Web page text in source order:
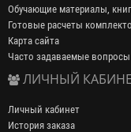
Обучающие материалы,
Готовые расчеты
Карта сайта
Часто задаваемые вопросы
ЛИЧНЫЙ
Личный кабинет
История заказа